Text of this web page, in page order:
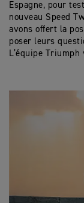
Espagne, pour
nouveau Speed
avons offert la
poser leurs
L’équipe